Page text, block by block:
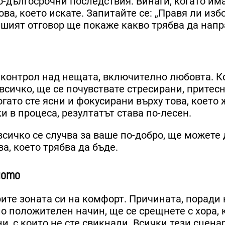
което искате. Запитайте се: „Правя ли
отговор ще покаже какво трябва да
над нещата, включително любовта.
ще се почувствате стресирани,
сте ясни и фокусирани върху това, което
процеса, резултатът става по-лесен.
се случва за ваше по-добро, ще можете
което трябва да бъде.
зоната си на комфорт. Причината, поради
положителен начин, ще се срещнете с хора,